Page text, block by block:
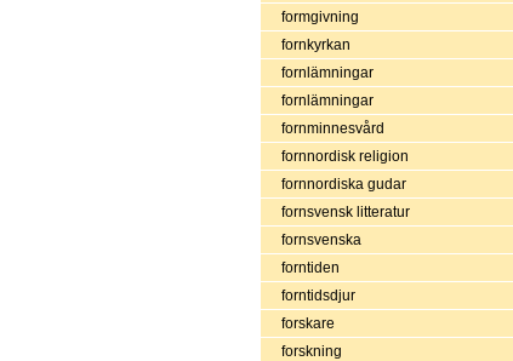
formgivning
fornkyrkan
fornlämningar
fornlämningar
fornminnesvård
fornnordisk religion
fornnordiska gudar
fornsvensk litteratur
fornsvenska
forntiden
forntidsdjur
forskare
forskning